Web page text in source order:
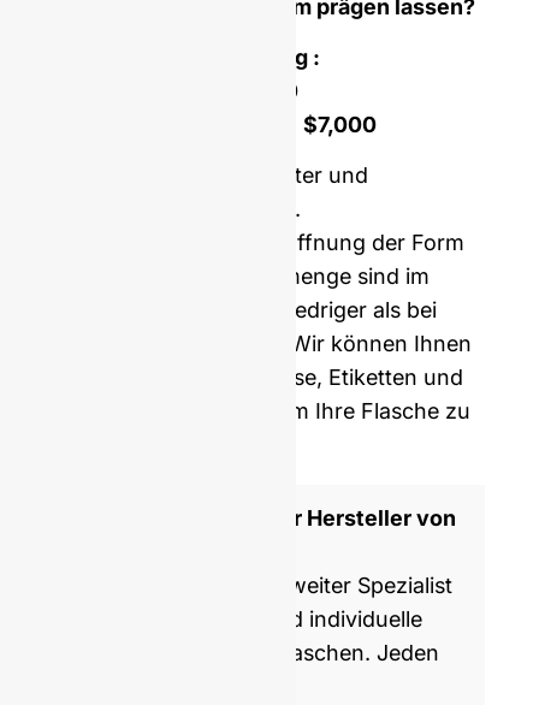
maßgeschneiderte Form prägen lassen?
Kosten der Formöffnung :
$4,500
$7,000
Preis einschließlich Muster und
internationale Lieferung.
Unsere Kosten für die Öffnung der Form
und die Mindestbestellmenge sind im
Durchschnitt fünfmal niedriger als bei
westlichen Herstellern. Wir können Ihnen
auch Korken, Verschlüsse, Etiketten und
Schrumpffolie liefern, um Ihre Flasche zu
ISO 9001 zertifizierter Hersteller von
GlassRock ist ein weltweiter Spezialist
für die Herstellung und individuelle
Anpassung von Glasflaschen. Jeden